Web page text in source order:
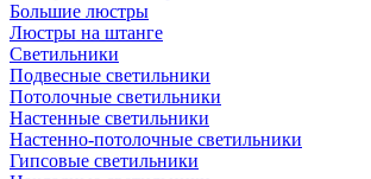
Большие люстры
Люстры на штанге
Светильники
Подвесные светильники
Потолочные светильники
Настенные светильники
Настенно-потолочные светильники
Гипсовые светильники